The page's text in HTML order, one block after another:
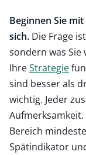
Beginnen Sie
sich. Die Frage
sondern was Sie
IhreStrategie
sind besser als
wichtig. Jeder
Bereich
Spätindikator